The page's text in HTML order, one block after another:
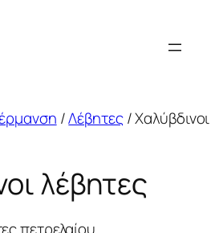
/Λέβητες/ Χαλύβδινοι
λέβητες